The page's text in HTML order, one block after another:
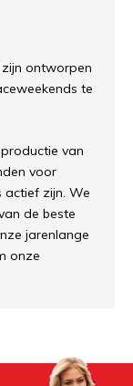
ontworpen
te
van
voor
actief zijn. We
de beste
jarenlange
onze